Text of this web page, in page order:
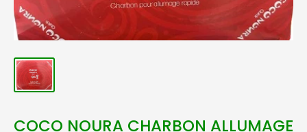
COCO NOURA CHARBON ALLUMAGE